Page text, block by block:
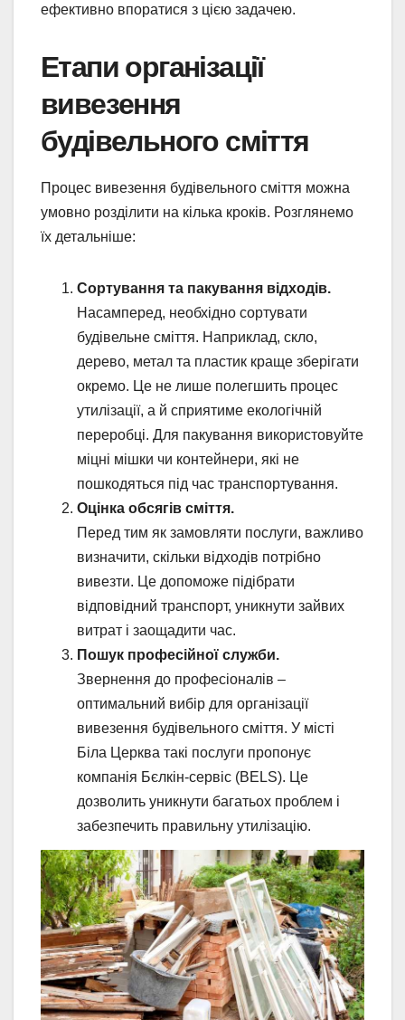
ефективно впоратися з цією задачею.
Етапи організації
вивезення
будівельного сміття
Процес вивезення будівельного сміття можна
умовно розділити на кілька кроків. Розглянемо
їх детальніше:
Сортування та пакування відходів.
Насамперед, необхідно сортувати
будівельне сміття. Наприклад, скло,
дерево, метал та пластик краще зберігати
окремо. Це не лише полегшить процес
утилізації, а й сприятиме екологічній
переробці. Для пакування використовуйте
міцні мішки чи контейнери, які не
пошкодяться під час транспортування.
Оцінка обсягів сміття.
Перед тим як замовляти послуги, важливо
визначити, скільки відходів потрібно
вивезти. Це допоможе підібрати
відповідний транспорт, уникнути зайвих
витрат і заощадити час.
Пошук професійної служби.
Звернення до професіоналів –
оптимальний вибір для організації
вивезення будівельного сміття. У місті
Біла Церква такі послуги пропонує
компанія Бєлкін-сервіс (BELS). Це
дозволить уникнути багатьох проблем і
забезпечить правильну утилізацію.